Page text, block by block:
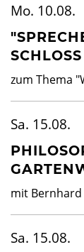
Mo. 10.08.
zum Thema
Sa. 15.08.
mit
Sa. 15.08.